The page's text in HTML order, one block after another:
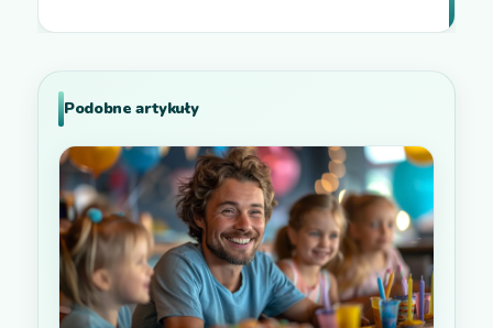
Podobne artykuły